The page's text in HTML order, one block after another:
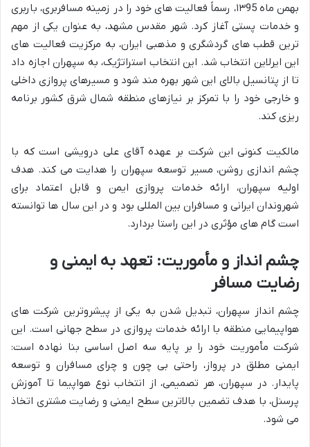
بهمن ماه ۱۳95، رسماً فعالیت های خود را در زمینه مسافربری، باربری
و خدمات پستی آغاز کرد. شهر مقدس مشهد، به عنوان یکی از مهم
ترین قطب های گردشگری و مذهبی ایران، به مرکزیت فعالیت های
این ایرلاین انتخاب شد. این انتخاب استراتژیک، به سپهران اجازه داد
تا از پتانسیل بالای این شهر بهره مند شود و مسیرهای پروازی داخلی
و خارجی خود را با تمرکز بر نیازهای منطقه شمال شرق کشور برنامه
ریزی کند.
مالکیت کنونی این شرکت بر عهده آقای علی درویشی است که با
چشم اندازی روشن، مسیر توسعه سپهران را هدایت می کند. هدف
اولیه سپهران، ارائه خدمات پروازی ایمن و قابل اعتماد برای
شهروندان ایرانی و مسافران بین المللی بود و در این سال ها توانسته
است گام های مؤثری در این راستا بردارد.
چشم انداز و مأموریت: تعهد به ایمنی و
رضایت مسافر
چشم انداز سپهران، تبدیل شدن به یکی از پیشروترین شرکت های
هواپیمایی منطقه با ارائه خدمات پروازی در سطح جهانی است. این
شرکت مأموریت خود را بر پایه سه اصل اساسی بنا نهاده است:
ایمنی مطلق در پرواز، راحتی بی چون و چرای مسافران و توسعه
پایدار. در سپهران، هر تصمیمی، از انتخاب نوع هواپیما تا آموزش
پرسنل، با هدف تضمین بالاترین سطح ایمنی و رضایت مشتری اتخاذ
می شود.